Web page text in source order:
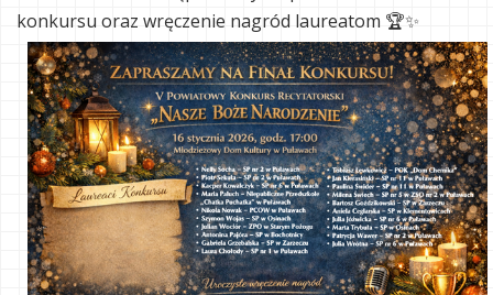
konkursu oraz wręczenie nagród laureatom 🏆✨